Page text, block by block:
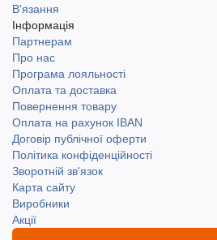
В'язання
Інформація
Партнерам
Про нас
Програма лояльності
Оплата та доставка
Повернення товару
Оплата на рахунок IBAN
Договір публічної оферти
Політика конфіденційності
Зворотній зв'язок
Карта сайту
Виробники
Акції